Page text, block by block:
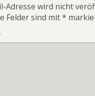
Adresse wird nicht
Felder sind mit*